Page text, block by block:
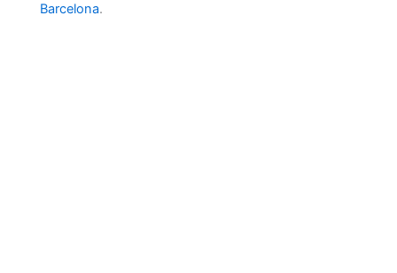
Barcelona.